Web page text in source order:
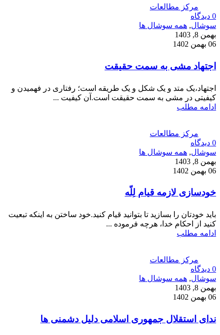
مرکز مطالعات
0 دیدگاه
سوشال, همه سوشال ها
بهمن 8, 1403
06 بهمن 1402
اجتهاد مشی به سمت حقیقت
اجتهاد،یک متد و یک شکل و یک طریقه است؛ رفتاری در فهمیدن و
کیفیتی در مشی به سمت حقیقت است.آن کیفیت ...
ادامه مطلب
مرکز مطالعات
0 دیدگاه
سوشال, همه سوشال ها
بهمن 8, 1403
06 بهمن 1402
خودسازی لازمه قیام لِلّه
باید خودتان را بسازید تا بتوانید قیام کنید.خود ساختن به اینکه تبعیت
کنید از احکام خدا، هرچه فرموده ...
ادامه مطلب
مرکز مطالعات
0 دیدگاه
سوشال, همه سوشال ها
بهمن 8, 1403
06 بهمن 1402
ندای استقلال جمهوری اسلامی دلیل دشمنی ها